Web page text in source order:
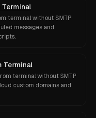
Terminal
terminal without SMTP
messages and
Terminal
terminal without SMTP
custom domains and